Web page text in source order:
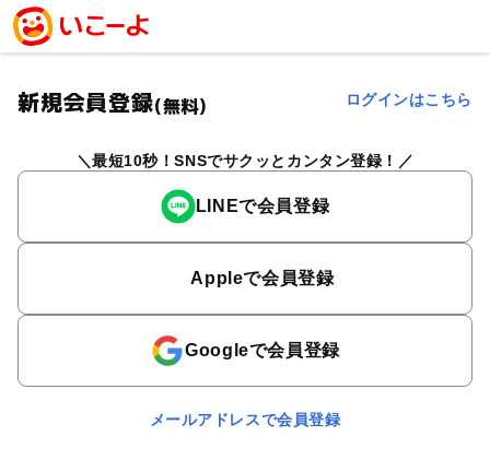
新規会員登録(無料) ログインはこちら
最短10秒！SNSでサクッとカンタン登録！
LINEで会員登録
Appleで会員登録
Googleで会員登録
メールアドレスで会員登録